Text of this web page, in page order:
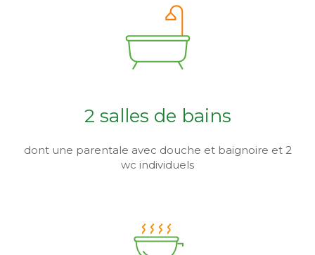
2 salles de bains
dont une parentale avec douche et baignoire et 2
wc individuels